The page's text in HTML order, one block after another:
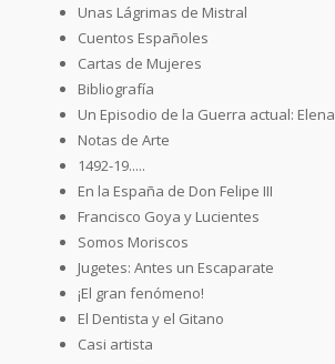
Unas Lágrimas de Mistral
Cuentos Españoles
Cartas de Mujeres
Bibliografía
Un Episodio de la Guerra actual: Elena
Notas de Arte
1492-19.....
En la España de Don Felipe III
Francisco Goya y Lucientes
Somos Moriscos
Jugetes: Antes un Escaparate
¡El gran fenómeno!
El Dentista y el Gitano
Casi artista